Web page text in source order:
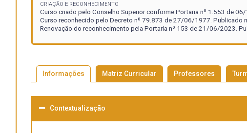
CRIAÇÃO E RECONHECIMENTO
Curso criado pelo Conselho Superior conforme Portaria nº 1.553 de
Curso reconhecido pelo Decreto nº 79.873 de 27/06/1977. Publicado
Renovação do reconhecimento pela Portaria nº 153 de 21/06/2023.
Informações Matriz Curricular Professores
Contextualização